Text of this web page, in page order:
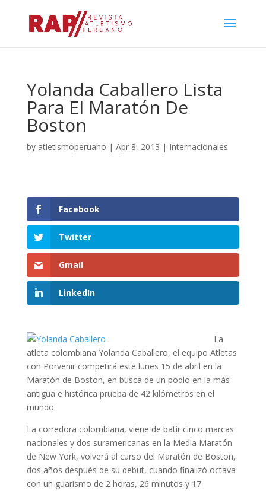
Yolanda Caballero Lista
Para El Maratón De
Boston
by atletismoperuano | Apr 8, 2013 | Internacionales
Facebook
Twitter
Gmail
LinkedIn
La
atleta colombiana Yolanda Caballero, el equipo Atletas
con Porvenir competirá este lunes 15 de abril en la
Maratón de Boston, en busca de un podio en la más
antigua e histórica prueba de 42 kilómetros en el
mundo.
La corredora colombiana, viene de batir cinco marcas
nacionales y dos suramericanas en la Media Maratón
de New York, volverá al curso del Maratón de Boston,
dos años después de su debut, cuando finalizó octava
con un guarismo de 2 horas, 26 minutos y 17